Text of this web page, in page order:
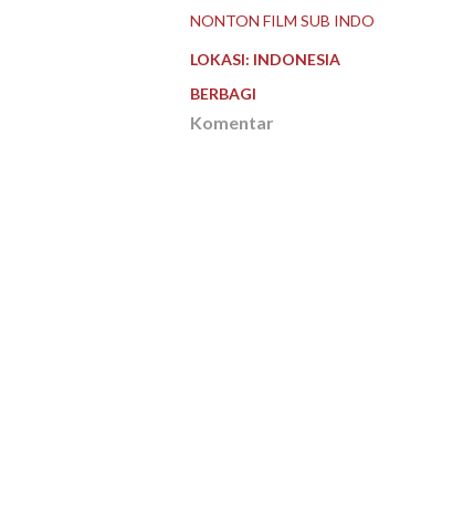
NONTON FILM SUB INDO
LOKASI: INDONESIA
BERBAGI
Komentar